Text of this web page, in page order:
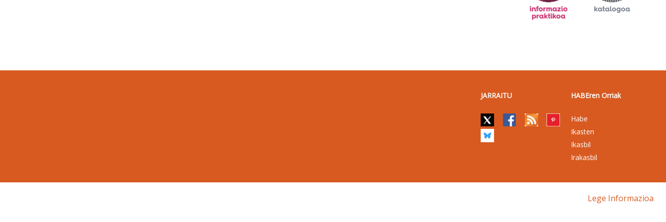
JARRAITU HABEren Orriak
Habe
Ikasten
Ikasbil
Irakasbil
Lege Informazioa